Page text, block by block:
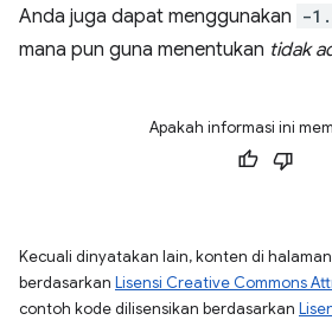
Anda juga dapat menggunakan -
mana pun guna menentukan tidak
Apakah informasi ini
Kecuali dinyatakan lain, konten di
berdasarkan Lisensi Creative Commons
contoh kode dilisensikan berdasarkan